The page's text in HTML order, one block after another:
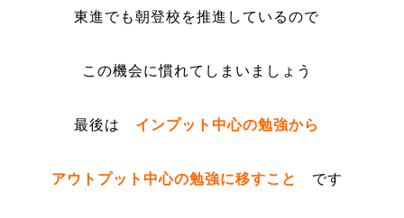
東進でも朝登校を推進しているので
この機会に慣れてしまいましょう
最後は インプット中心の勉強から
アウトプット中心の勉強に移すこと です